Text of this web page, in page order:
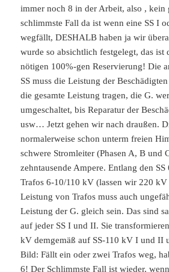
immer noch 8 in der Arbeit, also , kein
schlimmste Fall da ist wenn eine SS I
wegfällt, DESHALB haben ja wir
wurde so absichtlich festgelegt, das ist
nötigen 100%-gen Reservierung! Die
SS muss die Leistung der
die gesamte Leistung tragen, die G.
umgeschaltet, bis Reparatur der
usw… Jetzt gehen wir nach draußen.
normalerweise schon unterm freien
schwere Stromleiter (Phasen A, B und
zehntausende Ampere. Entlang den
Trafos 6-10/110 kV (lassen wir 220 kV
Leistung von Trafos muss auch
Leistung der G. gleich sein. Das sind
auf jeder SS I und II. Sie
kV demgemäß auf SS-110 kV I und II
Bild: Fällt ein oder zwei Trafos weg,
6! Der Schlimmste Fall ist wieder,